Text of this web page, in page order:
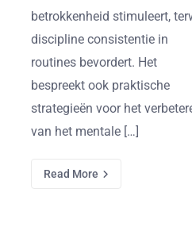
betrokkenheid stimuleert,
discipline consistentie in
routines bevordert. Het
bespreekt ook praktische
strategieën voor het
van het mentale […]
Read More